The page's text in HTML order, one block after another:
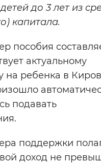
фон
Выключены
настройки
до 3 лет из
капитала.
пособия
актуальному
ребенка в
подавать
поддержки
доход не